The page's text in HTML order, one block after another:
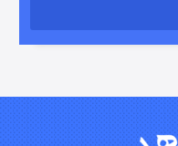
منتشر شد